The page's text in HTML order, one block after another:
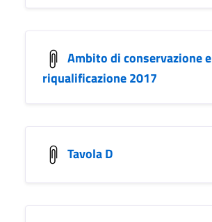
Ambito di conservazione e
riqualificazione 2017
Tavola D